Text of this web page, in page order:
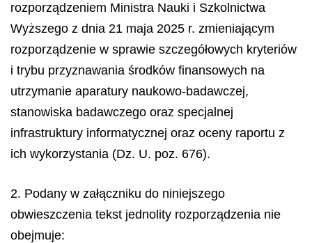
rozporządzeniem Ministra Nauki i Szkolnictwa
Wyższego z dnia 21 maja 2025 r. zmieniającym
rozporządzenie w sprawie szczegółowych kryteriów
i trybu przyznawania środków finansowych na
utrzymanie aparatury naukowo-badawczej,
stanowiska badawczego oraz specjalnej
infrastruktury informatycznej oraz oceny raportu z
ich wykorzystania (Dz. U. poz. 676).
2. Podany w załączniku do niniejszego
obwieszczenia tekst jednolity rozporządzenia nie
obejmuje: